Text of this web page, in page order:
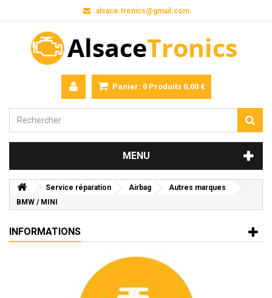
alsace.tronics@gmail.com
Panier: 0 Produits 0,00 €
MENU
Service réparation Airbag
Autres marques
BMW / MINI
INFORMATIONS